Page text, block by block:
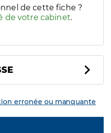
de cette fiche ?
de votre cabinet.
erronée ou manquante